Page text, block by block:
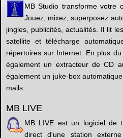
MB Studio transforme votre
Jouez, mixez, superposez
jingles, publicités, actualités. Il lit
satellite et télécharge
répertoires sur Internet. En plus
également un extracteur de CD
également un juke-box
mails.
MB LIVE
MB LIVE est un logiciel de
direct d'une station